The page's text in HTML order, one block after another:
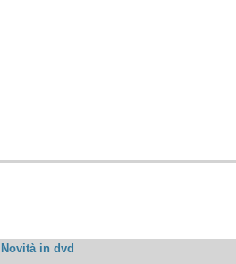
Novità in dvd